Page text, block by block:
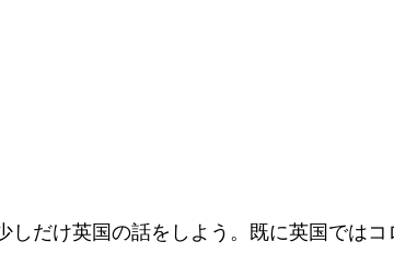
だけ英国の話をしよう。既に英国ではコ